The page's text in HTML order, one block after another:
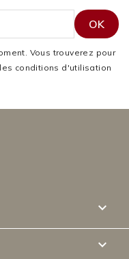
Vous trouverez pour
conditions d'utilisation

